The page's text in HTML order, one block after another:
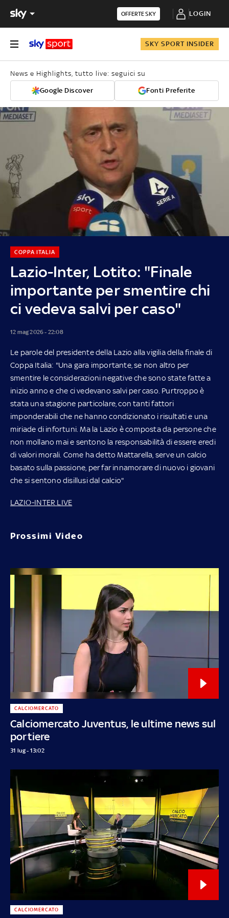
OFFERTE SKY LOGIN
SKY SPORT INSIDER
News e Highlights, tutto live: seguici su
Google Discover Fonti Preferite
Lazio-Inter, Lotito: "Finale
importante per smentire chi
ci vedeva salvi per caso"
COPPA ITALIA
12 mag 2026 - 22:08
Le parole del presidente della Lazio alla vigilia della finale di
Coppa Italia: "Una gara importante, se non altro per
smentire le considerazioni negative che sono state fatte a
inizio anno e che ci vedevano salvi per caso. Purtroppo è
stata una stagione particolare, con tanti fattori
imponderabili che ne hanno condizionato i risultati e una
miriade di infortuni. Ma la Lazio è composta da persone che
non mollano mai e sentono la responsabilità di essere eredi
di valori morali. Come ha detto Mattarella, serve un calcio
basato sulla passione, per far innamorare di nuovo i giovani
che si sentono disillusi dal calcio"
LAZIO-INTER LIVE
Prossimi Video
Calciomercato Juventus, le ultime news sul
portiere
CALCIOMERCATO
31 lug - 13:02
CALCIOMERCATO